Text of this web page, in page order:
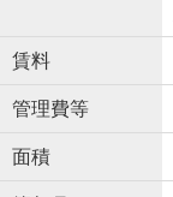
賃料
管理費等
面積